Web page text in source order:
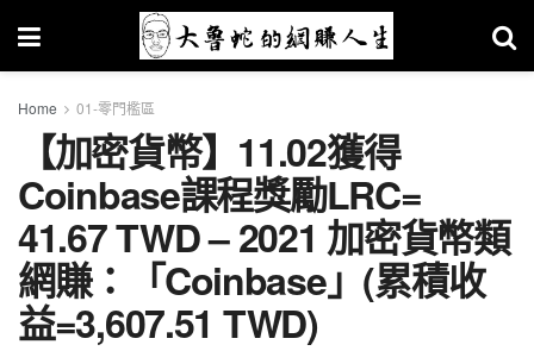
Home 01-零門檻區
【加密貨幣】11.02獲得
Coinbase課程獎勵LRC=
41.67 TWD – 2021 加密貨幣類
網賺：「Coinbase」(累積收
益=3,607.51 TWD)